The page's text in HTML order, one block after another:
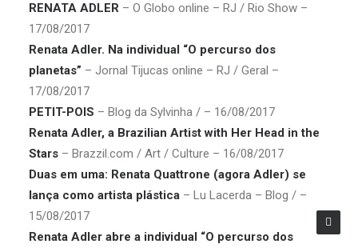
RENATA ADLER – O Globo online – RJ / Rio Show –
17/08/2017
Renata Adler. Na individual “O percurso dos
planetas” – Jornal Tijucas online – RJ / Geral –
17/08/2017
PETIT-POIS – Blog da Sylvinha / – 16/08/2017
Renata Adler, a Brazilian Artist with Her Head in the
Stars – Brazzil.com / Art / Culture – 16/08/2017
Duas em uma: Renata Quattrone (agora Adler) se
lança como artista plástica – Lu Lacerda – Blog / –
15/08/2017
Renata Adler abre a individual “O percurso dos